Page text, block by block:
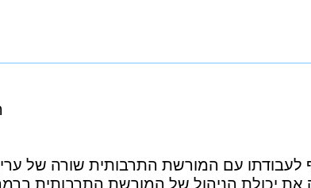
לעבודתו עם המורשת התרבותית שורה של
את יכולת הניהול של המורשת התרבותית